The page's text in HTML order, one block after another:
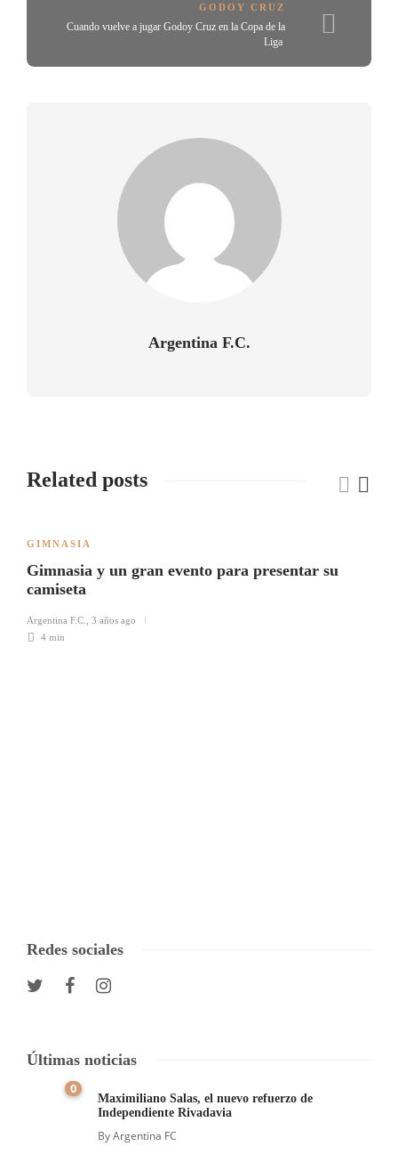
GODOY CRUZ
Cuando vuelve a jugar Godoy Cruz en la Copa de la
Liga
Argentina F.C.
Related posts
GIMNASIA
Gimnasia y un gran evento para presentar su
camiseta
Argentina F.C.
3 años ago
4 min
Redes sociales
Últimas noticias
0
Maximiliano Salas, el nuevo refuerzo de
Independiente Rivadavia
ByArgentina FC